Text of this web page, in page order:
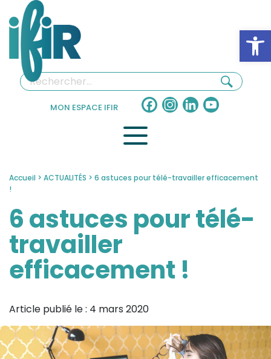
MON ESPACE IFIR Facebook
Instagram
LinkedInYouTube
Accueil > ACTUALITÉS > 6 astuces pour télé-travailler efficacement
!
6 astuces pour télé-
travailler
efficacement !
Article publié le : 4 mars 2020
Panneau de gestion des cookies